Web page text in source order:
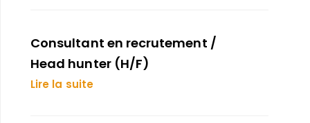
Consultant en recrutement /
Head hunter (H/F)
Lire la suite